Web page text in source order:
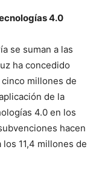
4.0
se suman a las
ha concedido
millones de
de la
4.0 en los
hacen
11,4 millones de